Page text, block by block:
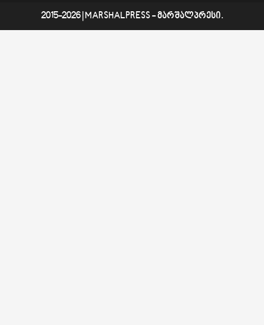
2015-2026 MARSHALPRESS- მარშალპრესი.